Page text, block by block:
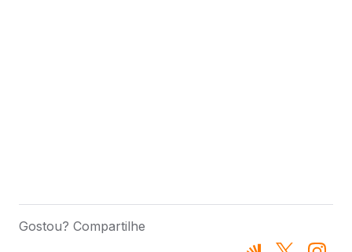
Gostou? Compartilhe